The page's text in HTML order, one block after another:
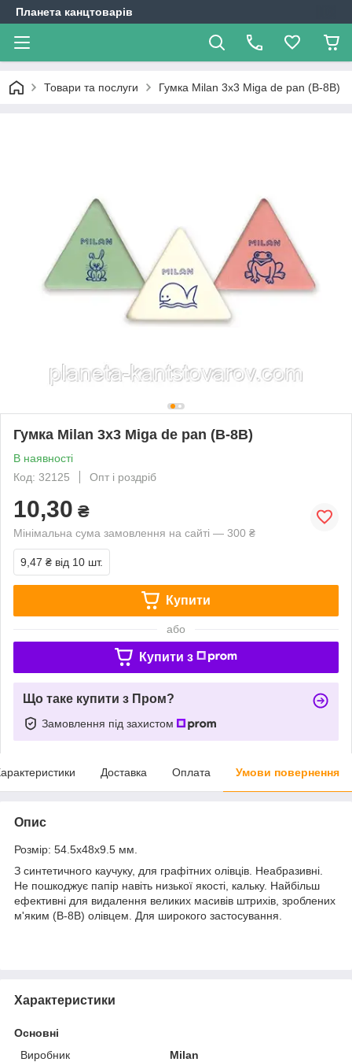
Планета канцтоварів
Товари та послуги Гумка Milan 3x3 Miga de pan (B-8B)
Гумка Milan 3x3 Miga de pan (B-8B)
В наявності
Код: 32125
Опт і роздріб
10,30 ₴
Мінімальна сума замовлення на сайті — 300 ₴
9,47 ₴ від 10 шт.
Купити
або
Купити з
Що таке купити з Пром?
Замовлення під захистом
Доставка Оплата Умови повернення
Опис
Розмір: 54.5x48x9.5 мм.
З синтетичного каучуку, для графітних олівців. Неабразивні.
Не пошкоджує папір навіть низької якості, кальку. Найбільш
ефективні для видалення великих масивів штрихів, зроблених
м'яким (В-8В) олівцем. Для широкого застосування.
Характеристики
Основні
Виробник
Milan